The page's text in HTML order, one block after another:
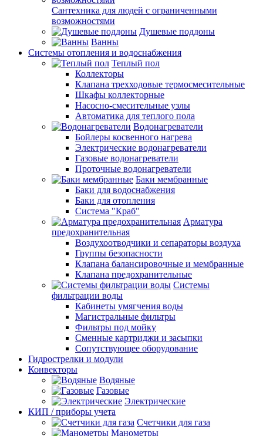
Сантехника для людей с ограниченными
возможностями
Душевые поддоны
Ванны
Системы отопления и водоснабжения
Теплый пол
Коллекторы
Клапана трехходовые термосмесительные
Шкафы коллекторные
Насосно-смесительные узлы
Автоматика для теплого пола
Водонагреватели
Бойлеры косвенного нагрева
Электрические водонагреватели
Газовые водонагреватели
Проточные водонагреватели
Баки мембранные
Баки для водоснабжения
Баки для отопления
Система "Краб"
Арматура
предохранительная
Воздухоотводчики и сепараторы воздуха
Группы безопасности
Клапана балансировочные и мембранные
Клапана предохранительные
Системы
фильтрации воды
Кабинеты умягчения воды
Магистральные фильтры
Фильтры под мойку
Сменные картриджи и засыпки
Сопутствующее оборудование
Гидрострелки и модули
Конвекторы
Водяные
Газовые
Электрические
КИП / приборы учета
Счетчики для газа
Манометры